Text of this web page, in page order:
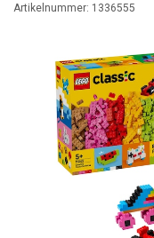
Artikelnummer: 1336555